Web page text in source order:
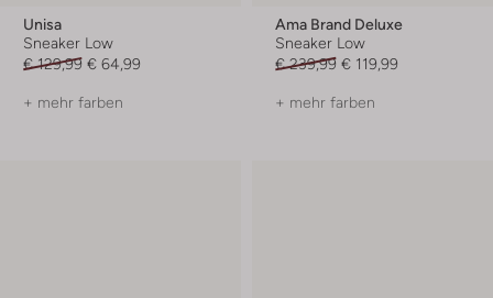
Unisa
Sneaker Low
€ 129,99 € 64,99
+ mehr farben
Ama Brand Deluxe
Sneaker Low
€ 239,99 € 119,99
+ mehr farben